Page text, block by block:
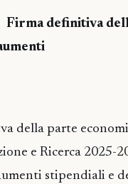
Firma definitiva
della parte
e Ricerca 2025-
stipendiali e